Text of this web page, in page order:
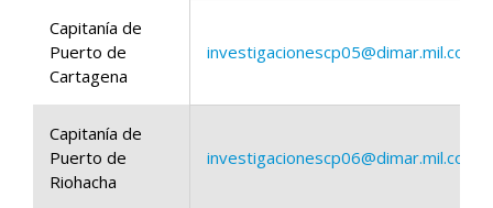
Capitanía de
Puerto de
Cartagena
investigacionescp05@dimar.mil.co
Capitanía de
Puerto de
Riohacha
investigacionescp06@dimar.mil.co